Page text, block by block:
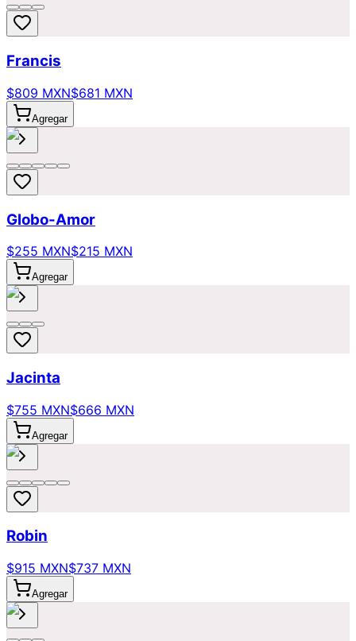
Francis
$809 MXN$681 MXN
Agregar
Globo-Amor
$255 MXN$215 MXN
Agregar
Jacinta
$755 MXN$666 MXN
Agregar
Robin
$915 MXN$737 MXN
Agregar